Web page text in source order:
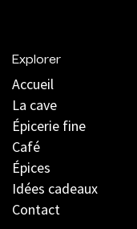
Explorer
Accueil
La cave
Épicerie fine
Café
Épices
Idées cadeaux
Contact